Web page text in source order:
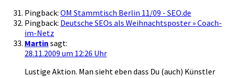
Pingback: OM Stammtisch Berlin 11/09 - SEO.de
Pingback: Deutsche SEOs als Weihnachtsposter » Coach-
im-Netz
Martin sagt:
28.11.2009 um 12:26 Uhr
Lustige Aktion. Man sieht eben dass Du (auch) Künstler